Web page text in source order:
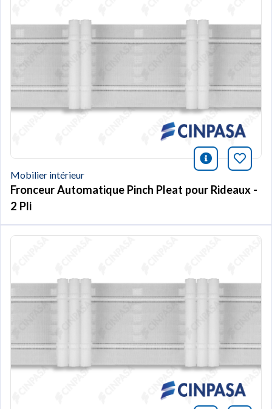
icono
Mobilier intérieur
Fronceur Automatique Pinch Pleat pour Rideaux -
2 Pli